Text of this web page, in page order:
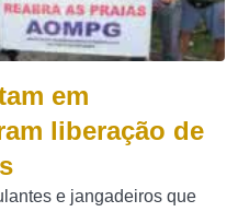
em
liberação de
e jangadeiros que